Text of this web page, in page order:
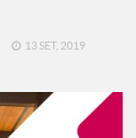
13 SET, 2019